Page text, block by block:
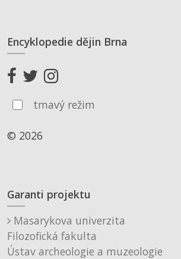
Encyklopedie dějin Brna
tmavý režim
© 2026
Garanti projektu
Masarykova univerzita
Filozofická fakulta
Ústav archeologie a muzeologie